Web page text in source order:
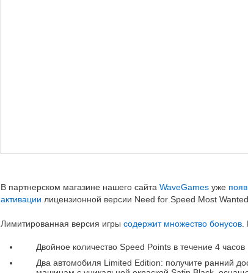
В партнерском магазине нашего сайта WaveGames уже
активации лицензионной версии Need for Speed Most
Лимитированная версия игры содержит множество бонусов
Двойное количество Speed Points в течение 4 часов
Два автомобиля Limited Edition: получите ранний